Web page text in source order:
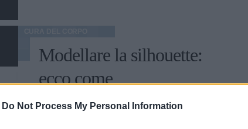
Do Not Process My Personal Information
Modellare la silhouette:
ecco come
Modellare la silhouette è molto semplice: